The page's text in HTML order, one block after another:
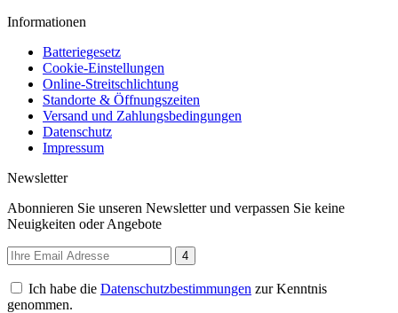
Informationen
Batteriegesetz
Cookie-Einstellungen
Online-Streitschlichtung
Standorte & Öffnungszeiten
Versand und Zahlungsbedingungen
Datenschutz
Impressum
Newsletter
Abonnieren Sie unseren Newsletter und verpassen Sie keine
Neuigkeiten oder Angebote
4
Ich habe die Datenschutzbestimmungen zur Kenntnis
genommen.